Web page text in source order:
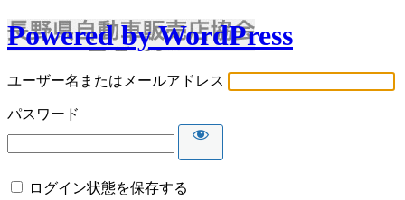
Powered by WordPress
ユーザー名またはメールアドレス
パスワード
ログイン状態を保存する